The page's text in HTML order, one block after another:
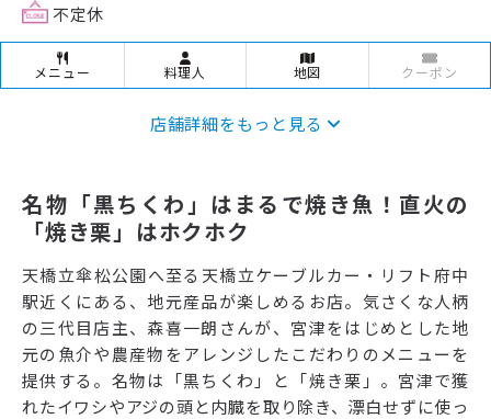
不定休
メニュー 料理人 地図 クーポン
店舗詳細をもっと見る
名物「黒ちくわ」はまるで焼き魚！直火の
「焼き栗」はホクホク
天橋立傘松公園へ至る天橋立ケーブルカー・リフト府中
駅近くにある、地元産品が楽しめるお店。気さくな人柄
の三代目店主、森喜一朗さんが、宮津をはじめとした地
元の魚介や農産物をアレンジしたこだわりのメニューを
提供する。名物は「黒ちくわ」と「焼き栗」。宮津で獲
れたイワシやアジの頭と内臓を取り除き、漂白せずに使っ